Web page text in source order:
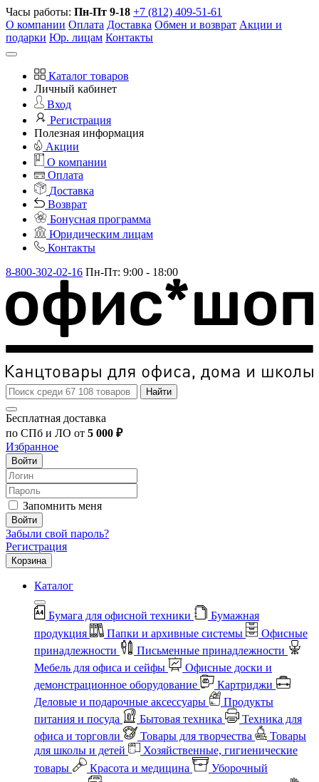
Часы работы: Пн-Пт 9-18 +7 (812) 409-51-61
О компании Оплата Доставка Обмен и возврат Акции и
подарки Юр. лицам Контакты
Каталог товаров
Личный кабинет
Вход
Регистрация
Полезная информация
Акции
О компании
Оплата
Доставка
Возврат
Бонусная программа
Юридическим лицам
Контакты
8-800-302-02-16 Пн-Пт: 9:00 - 18:00
Найти
Бесплатная доставка
по СПб и ЛО от 5 000 ₽
Избранное
Войти
Запомнить меня
Войти
Забыли свой пароль?
Регистрация
Корзина
Каталог
Бумага для офисной техники
Бумажная
продукция
Папки и архивные системы
Офисные
принадлежности
Письменные принадлежности
Мебель для офиса и сейфы
Офисные доски и
демонстрационное оборудование
Картриджи
Деловые и подарочные аксессуары
Продукты
питания и посуда
Бытовая техника
Техника для
офиса и торговли
Товары для творчества
Товары
для школы и детей
Хозяйственные, гигиенические
товары
Красота и медицина
Уборочный